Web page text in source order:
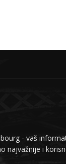
- vaš
najvažnije i